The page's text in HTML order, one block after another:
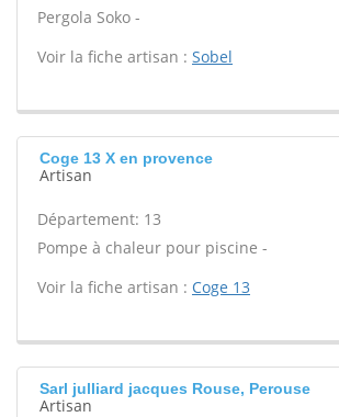
Pergola Soko -
Voir la fiche artisan : Sobel
Coge 13 X en provence
Artisan
Département: 13
Pompe à chaleur pour piscine -
Voir la fiche artisan : Coge 13
Sarl julliard jacques Rouse, Perouse
Artisan